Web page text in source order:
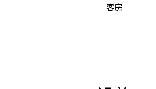
客房